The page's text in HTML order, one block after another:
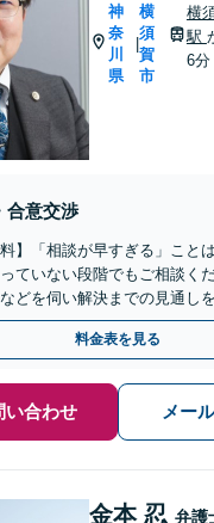
神
奈
川
県
|
横
須
賀
市
横
駅
6分
合意交渉
料】「相談が早すぎる」こと
ていない段階でもご相談く
どを伺い解決までの見通し
養育費など、幅広く対応し
料金表を見る
い合わせ メー
金本 忍 弁護